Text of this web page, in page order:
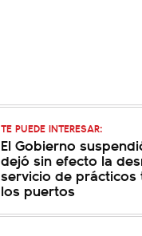
TE PUEDE INTERESAR:
El Gobierno
dejó sin efecto la
servicio de prácticos
los puertos